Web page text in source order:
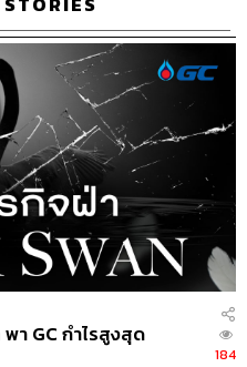
มา เล่นดนตรีตั้งแต่มัธยม
เพลงบ้าง ผมนอนดึก ตื่น
ตี่ยถามผมว่าทุกวันนี้เล่นได้
ว่าปีที่แล้ว) ผมได้เดือนละ
บใบเดียว แค่ไม่ถึงชั่วโมงได้
คิดว่าเตี่ยพูดแบบนี้ไม่
ดนึงที่กระแทกหูผม เตี่ยพา
ยากไปอยู่ตรงโน้น หรือนั่งดู
กี่ร้อย เราเป็นเถ้าแก่นั่งดู
า GC กำไรสูงสุด
184